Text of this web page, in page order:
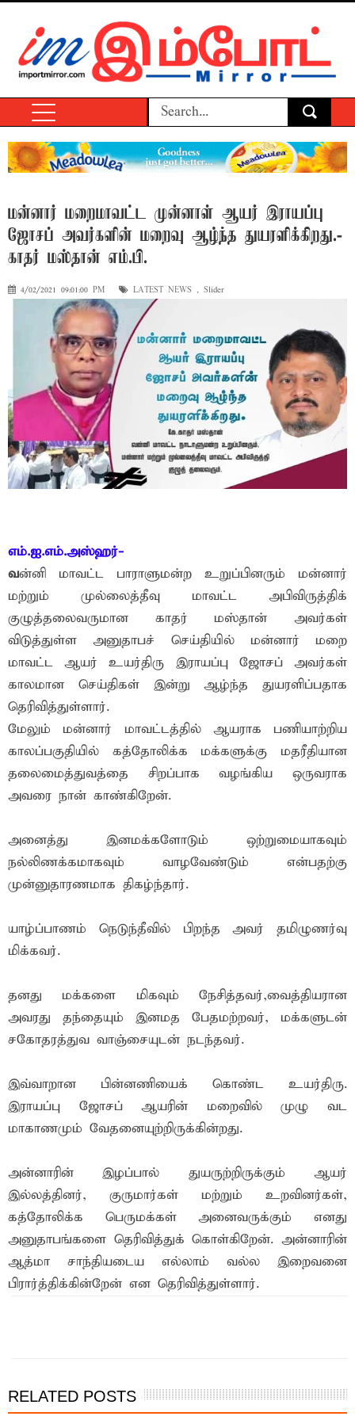
மன்னார் மறைமாவட்ட முன்னாள் ஆயர் இராயப்பு
ஜோசப் அவர்களின் மறைவு ஆழ்ந்த துயரளிக்கிறது.-
காதர் மஸ்தான் எம்.பி.
4/02/2021 09:01:00 PM LATEST NEWS , Slider
எம்.ஐ.எம்.அஸ்ஹர்-
வன்னி மாவட்ட பாராளுமன்ற உறுப்பினரும் மன்னார்
மற்றும் முல்லைத்தீவு மாவட்ட அபிவிருத்திக்
குழுத்தலைவருமான காதர் மஸ்தான் அவர்கள்
விடுத்துள்ள அனுதாபச் செய்தியில் மன்னார் மறை
மாவட்ட ஆயர் உயர்திரு இராயப்பு ஜோசப் அவர்கள்
காலமான செய்திகள் இன்று ஆழ்ந்த துயரளிப்பதாக
தெரிவித்துள்ளார்.
மேலும் மன்னார் மாவட்டத்தில் ஆயராக பணியாற்றிய
காலப்பகுதியில் கத்தோலிக்க மக்களுக்கு மதரீதியான
தலைமைத்துவத்தை சிறப்பாக வழங்கிய ஒருவராக
அவரை நான் காண்கிறேன்.
அனைத்து இனமக்களோடும் ஒற்றுமையாகவும்
நல்லிணக்கமாகவும் வாழவேண்டும் என்பதற்கு
முன்னுதாரணமாக திகழ்ந்தார்.
யாழ்ப்பாணம் நெடுந்தீவில் பிறந்த அவர் தமிழுணர்வு
மிக்கவர்.
தனது மக்களை மிகவும் நேசித்தவர்,வைத்தியரான
அவரது தந்தையும் இனமத பேதமற்றவர், மக்களுடன்
சகோதரத்துவ வாஞ்சையுடன் நடந்தவர்.
இவ்வாறான பின்னணியைக் கொண்ட உயர்திரு.
இராயப்பு ஜோசப் ஆயரின் மறைவில் முழு வட
மாகாணமும் வேதனையுற்றிருக்கின்றது.
அன்னாரின் இழப்பால் துயருற்றிருக்கும் ஆயர்
இல்லத்தினர், குருமார்கள் மற்றும் உறவினர்கள்,
கத்தோலிக்க பெருமக்கள் அனைவருக்கும் எனது
அனுதாபங்களை தெரிவித்துக் கொள்கிறேன். அன்னாரின்
ஆத்மா சாந்தியடைய எல்லாம் வல்ல இறைவனை
பிரார்த்திக்கின்றேன் என தெரிவித்துள்ளார்.
RELATED POSTS